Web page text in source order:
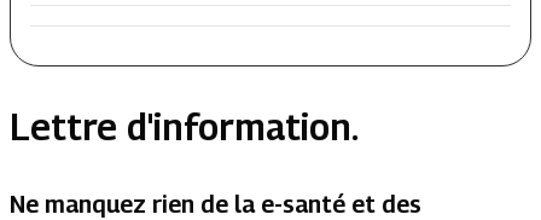
Lettre d'information.
Ne manquez rien de la e-santé et des